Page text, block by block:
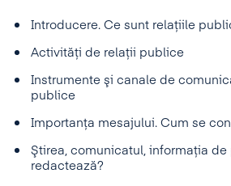
Introducere. Ce sunt relaţiile
Activităţi de relaţii publice
Instrumente şi canale de
publice
Importanţa mesajului. Cum se
Ştirea, comunicatul, informaţia de
redactează?